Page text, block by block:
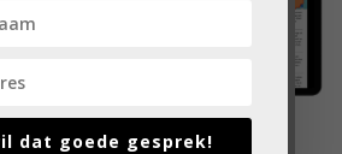
dat goede gesprek!